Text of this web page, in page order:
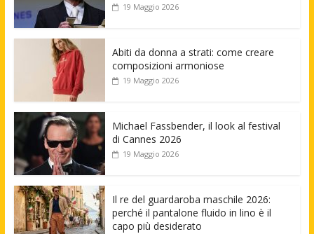
19 Maggio 2026
Abiti da donna a strati: come creare
composizioni armoniose
19 Maggio 2026
Michael Fassbender, il look al festival
di Cannes 2026
19 Maggio 2026
Il re del guardaroba maschile 2026:
perché il pantalone fluido in lino è il
capo più desiderato